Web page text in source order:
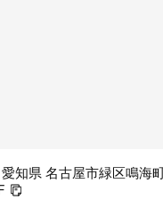
知県 名古屋市緑区鳴海